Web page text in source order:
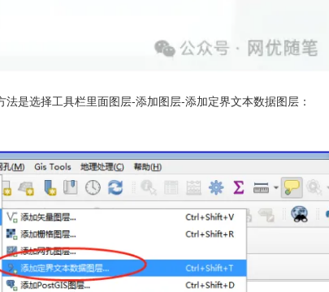
是选择工具栏里面图层-添加图层-添加定界文本数据图层：